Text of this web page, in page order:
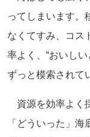
ってしまいます。
なくてすみ、コス
率よく、“おいし
ずっと模索されて
資源を効率よく
「どういった」